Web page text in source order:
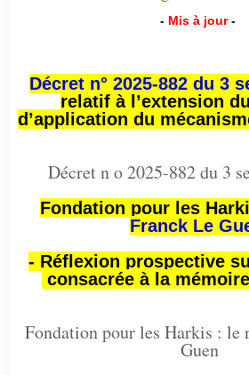
- Mis à jour -
Décret n° 2025-882 du 3
relatif à l’extension
d’application du
Décret n o 2025-882 du 3
Fondation pour les
Franck Le
- Réflexion prospective
consacrée à la
Fondation pour les Harkis : le
Guen